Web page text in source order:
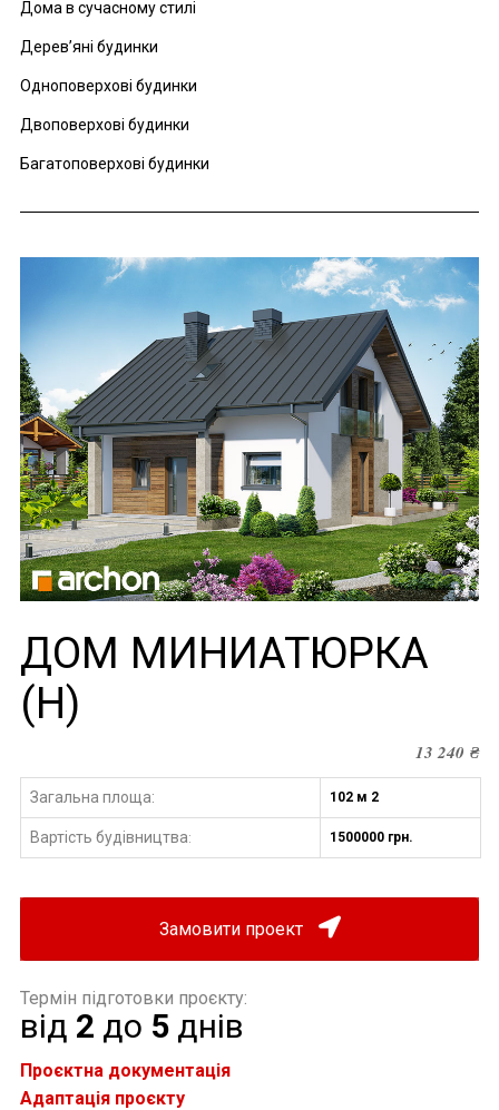
Дома в сучасному стилі
Дерев’яні будинки
Одноповерхові будинки
Двоповерхові будинки
Багатоповерхові будинки
ДОМ МИНИАТЮРКА
(Н)
13 240₴
Загальна площа: 102 м 2
Вартість будівництва: 1500000 грн.
Замовити проект
Термін підготовки проєкту:
від 2 до 5 днів
Проєктна документація
Адаптація проєкту